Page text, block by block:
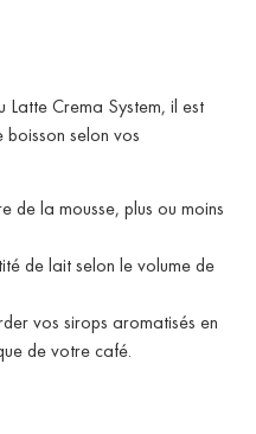
Crema System, il est
boisson selon vos
de la mousse, plus ou moins
de lait selon le volume de
vos sirops aromatisés en
de votre café.